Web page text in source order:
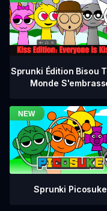
Sprunki Édition Bisou
Monde
Sprunki Picosuke